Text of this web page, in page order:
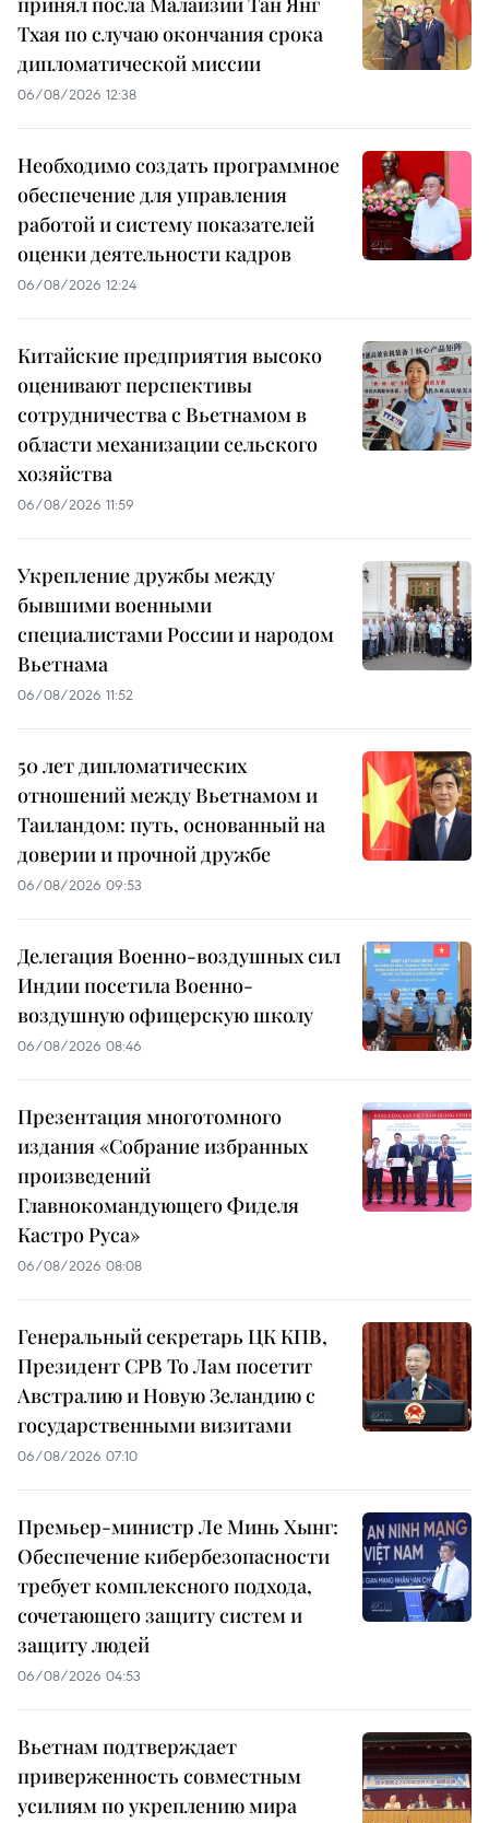
Тхая по случаю окончания срока
дипломатической миссии
06/08/2026 12:38
Необходимо создать программное
обеспечение для управления
работой и систему показателей
оценки деятельности кадров
06/08/2026 12:24
Китайские предприятия высоко
оценивают перспективы
сотрудничества с Вьетнамом в
области механизации сельского
хозяйства
06/08/2026 11:59
Укрепление дружбы между
бывшими военными
специалистами России и народом
Вьетнама
06/08/2026 11:52
50 лет дипломатических
отношений между Вьетнамом и
Таиландом: путь, основанный на
доверии и прочной дружбе
06/08/2026 09:53
Делегация Военно-воздушных сил
Индии посетила Военно-
воздушную офицерскую школу
06/08/2026 08:46
Презентация многотомного
издания «Собрание избранных
произведений
Главнокомандующего Фиделя
Кастро Руса»
06/08/2026 08:08
Генеральный секретарь ЦК КПВ,
Президент СРВ То Лам посетит
Австралию и Новую Зеландию с
государственными визитами
06/08/2026 07:10
Премьер-министр Ле Минь Хынг:
Обеспечение кибербезопасности
требует комплексного подхода,
сочетающего защиту систем и
защиту людей
06/08/2026 04:53
Вьетнам подтверждает
приверженность совместным
усилиям по укреплению мира